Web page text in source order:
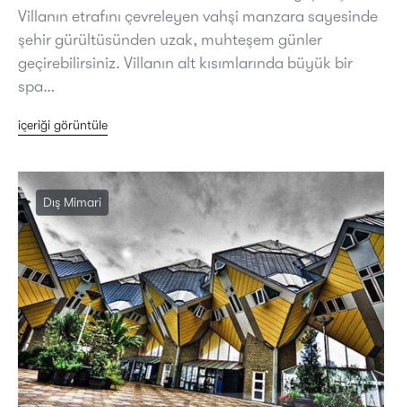
Villanın etrafını çevreleyen vahşi manzara sayesinde
şehir gürültüsünden uzak, muhteşem günler
geçirebilirsiniz. Villanın alt kısımlarında büyük bir
spa…
içeriği görüntüle
Dış Mimari